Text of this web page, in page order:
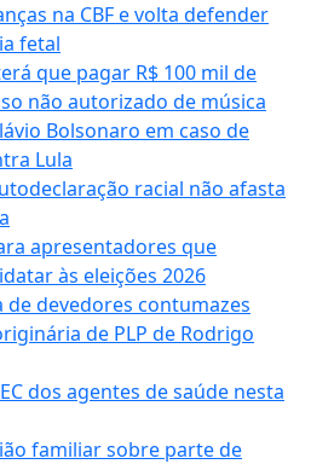
na CBF e volta defender
fetal
que pagar R$ 100 mil de
não autorizado de música
Bolsonaro em caso de
Lula
racial não afasta
apresentadores que
às eleições 2026
de devedores contumazes
de PLP de Rodrigo
dos agentes de saúde nesta
familiar sobre parte de